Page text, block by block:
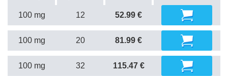
100 mg 12 52.99 €
100 mg 20 81.99 €
100 mg 32 115.47 €